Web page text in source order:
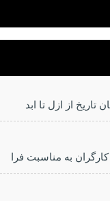
تاریخ از ازل تا ابد
به مناسبت فرا